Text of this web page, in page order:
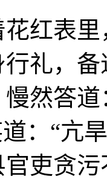
红表
礼，
然答
：“亢
吏贪